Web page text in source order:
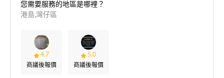
您需要服務的地區是哪裡？
港島,灣仔區
4.7
商議後報價
5.0
商議後報價